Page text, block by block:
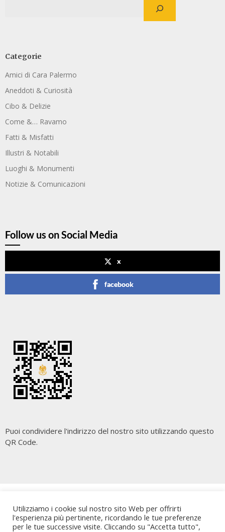
Categorie
Amici di Cara Palermo
Aneddoti & Curiosità
Cibo & Delizie
Come &… Ravamo
Fatti & Misfatti
Illustri & Notabili
Luoghi & Monumenti
Notizie & Comunicazioni
Follow us on Social Media
x
facebook
Puoi condividere l'indirizzo del nostro sito utilizzando questo
QR Code.
Writers Blogily Theme
Utilizziamo i cookie sul nostro sito Web per offrirti
l'esperienza più pertinente, ricordando le tue preferenze
per le tue successive visite. Cliccando su "Accetta tutto",